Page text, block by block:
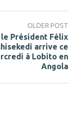
OLDER POST
le Président Félix
arrive ce
à Lobito en
Angola